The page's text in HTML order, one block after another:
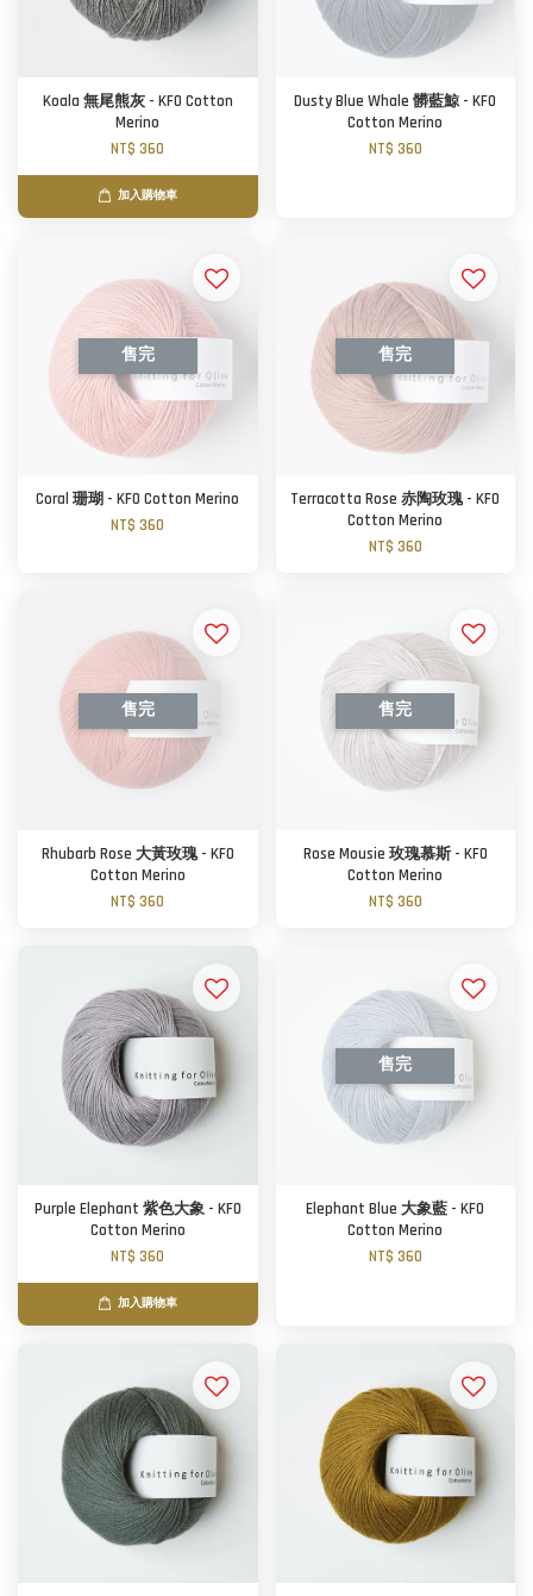
Koala 無尾熊灰 - KFO Cotton
Merino
NT$ 360
加入購物車
Dusty Blue Whale 髒藍鯨 - KFO
Cotton Merino
NT$ 360
售完
Coral 珊瑚 - KFO Cotton Merino
NT$ 360
售完
Terracotta Rose 赤陶玫瑰 - KFO
Cotton Merino
NT$ 360
售完
Rhubarb Rose 大黃玫瑰 - KFO
Cotton Merino
NT$ 360
售完
Rose Mousie 玫瑰慕斯 - KFO
Cotton Merino
NT$ 360
Purple Elephant 紫色大象 - KFO
Cotton Merino
NT$ 360
加入購物車
售完
Elephant Blue 大象藍 - KFO
Cotton Merino
NT$ 360